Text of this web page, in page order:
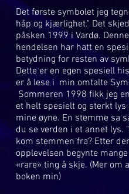
Det første symbolet jeg
håp og kjærlighet." Det
påsken 1999 i Vardø. Denne
hendelsen har hatt en
betydning for resten av
Dette er en egen spesiell
er å lese i min omtalte
Sommeren 1998 fikk jeg
et helt spesielt og sterkt lys
mine øyne. En stemme sa
du se verden i et annet lys.
kom stemmen fra? Etter
opplevelsen begynte
«rare» ting å skje. (Mer om
boken min)